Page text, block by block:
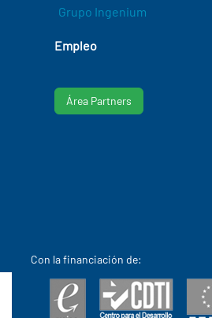
Grupo Ingenium
Empleo
Área Partners
Con la financiación de: